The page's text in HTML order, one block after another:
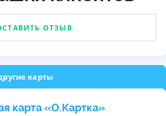
ОТЗЫВ
карты
карта «O.Картка»